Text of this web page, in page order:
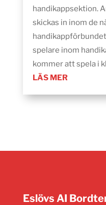
handikappsektion.
skickas in inom de
spelare inom
kommer att spela i
LÄS MER
Eslövs AI